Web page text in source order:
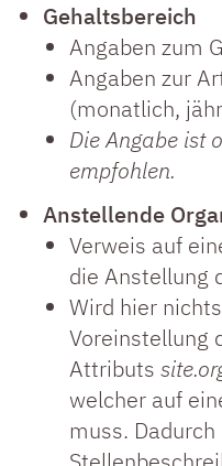
Gehaltsbereich
Angaben zum
Angaben zur
(monatlich,
Die Angabe ist
empfohlen.
Anstellende
Verweis auf
die Anstellung
Wird hier
Voreinstellung
Attributs
welcher auf
muss.